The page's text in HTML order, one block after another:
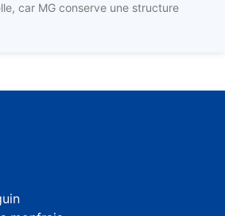
car MG conserve une structure